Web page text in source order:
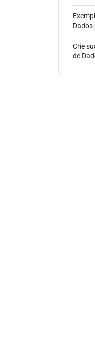
Dados
Crie
de